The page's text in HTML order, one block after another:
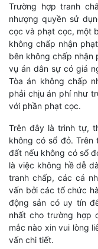
Trường hợp tranh
nhượng quyền sử
cọc và phạt cọc, một
không chấp nhận
bên không chấp nhận
vụ án dân sự có giá
Tòa án không chấp
phải chịu án phí như
với phần phạt cọc.
Trên đây là trình tự,
không có sổ đỏ.
đất nếu không có sổ
là việc không hề dễ
tranh chấp, các cá
vấn bởi các tổ chức
động sản có uy tín
nhất cho trường hợp
mắc nào xin vui lòng
vấn chi tiết.